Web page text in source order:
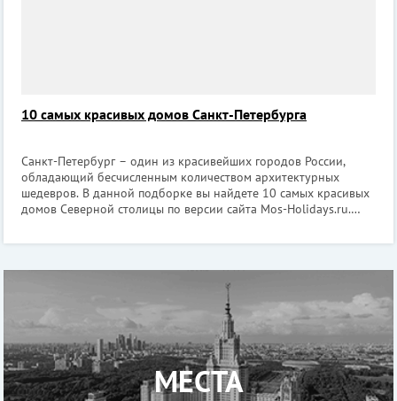
10 самых красивых домов Санкт-Петербурга
Санкт-Петербург – один из красивейших городов России,
обладающий бесчисленным количеством архитектурных
шедевров. В данной подборке вы найдете 10 самых красивых
домов Северной столицы по версии сайта Mos-Holidays.ru.
пр., 11; Рубинштейна ул
МЕСТА